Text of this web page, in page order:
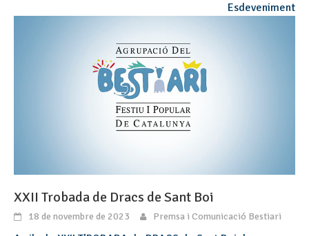
Esdeveniment
XXII Trobada de Dracs de Sant Boi
18 de novembre de 2023 Premsa i Comunicació Bestiari